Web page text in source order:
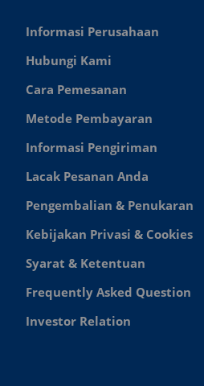
Informasi Perusahaan
Hubungi Kami
Cara Pemesanan
Metode Pembayaran
Informasi Pengiriman
Lacak Pesanan Anda
Pengembalian & Penukaran
Kebijakan Privasi & Cookies
Syarat & Ketentuan
Frequently Asked Question
Investor Relation